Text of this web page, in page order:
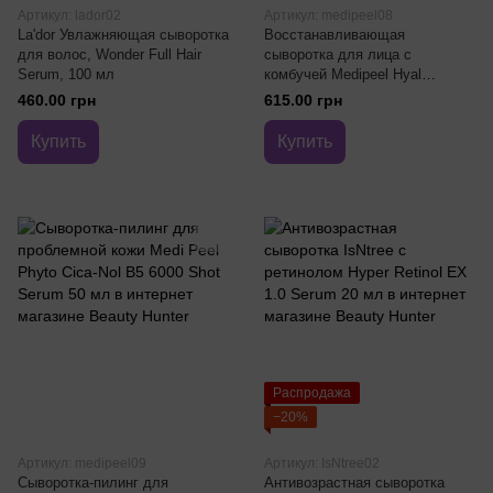
Артикул: lador02
La'dor Увлажняющая сыворотка
для волос, Wonder Full Hair
Serum, 100 мл
460.00 грн
Купить
Артикул: medipeel08
Восстанавливающая
сыворотка для лица с
комбучей Medipeel Hyal
Kombucha Tea-Tox Ampoule 50
615.00 грн
Купить
Артикул: medipeel09
Сыворотка-пилинг для
Распродажа
−20%
Артикул: IsNtree02
Антивозрастная сыворотка